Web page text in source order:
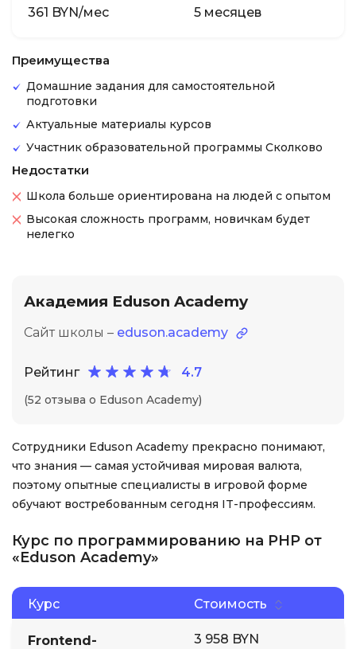
361 BYN/мес 5 месяцев
Преимущества
Домашние задания для самостоятельной
подготовки
Актуальные материалы курсов
Участник образовательной программы Сколково
Недостатки
Школа больше ориентирована на людей с опытом
Высокая сложность программ, новичкам будет
нелегко
Академия Eduson Academy
Сайт школы – eduson.academy
Рейтинг 4.7
(52 отзыва о Eduson Academy)
Сотрудники Eduson Academy прекрасно понимают,
что знания — самая устойчивая мировая валюта,
поэтому опытные специалисты в игровой форме
обучают востребованным сегодня IT-профессиям.
Курс по программированию на PHP от
«Eduson Academy»
Курс Стоимость
Frontend-
3 958 BYN